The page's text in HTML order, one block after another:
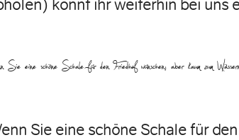
könnt ihr weiterhin bei uns
Sie eine schöne Schale für den Friedhof wünschen, aber kaum zum
Sie eine schöne Schale für